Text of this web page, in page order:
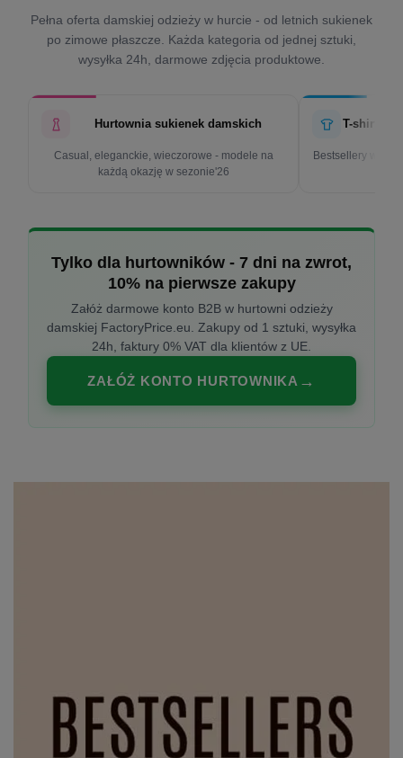
Pełna oferta damskiej odzieży w hurcie - od letnich sukienek
po zimowe płaszcze. Każda kategoria od jednej sztuki,
wysyłka 24h, darmowe zdjęcia produktowe.
Hurtownia sukienek damskich
Casual, eleganckie, wieczorowe - modele na
każdą okazję w sezonie'26
T-shirty
Bestsellery w
Tylko dla hurtowników - 7 dni na zwrot,
10% na pierwsze zakupy
Załóż darmowe konto B2B w hurtowni odzieży
damskiej FactoryPrice.eu. Zakupy od 1 sztuki, wysyłka
24h, faktury 0% VAT dla klientów z UE.
ZAŁÓŻ KONTO HURTOWNIKA